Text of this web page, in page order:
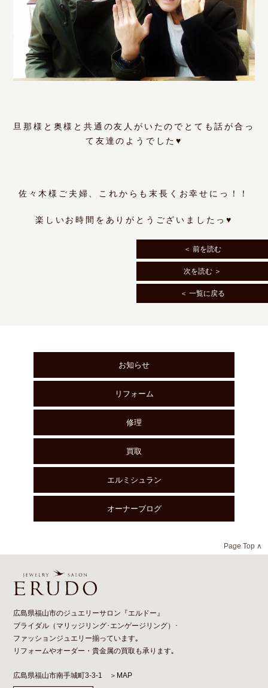
旦那様と奥様と共通の友人がいたのでとても話が合っ
て友達のようでした♥
佐々木様ご夫婦、これからも末長くお幸せにっ！！
楽しいお時間をありがとうございましたっ♥
＜ 前を読む
次を読む ＞
＜ 一覧に戻る
お知らせ
リフォーム
修理
買取
エルミシュラン
オーナーブログ
Page Top ∧
広島県福山市のジュエリーサロン『エルドー』
ブライダル（ マリッジリング･ エンゲージリング）･
ファッションジュエリー揃っています｡
リフォームやオーダー ・貴金属の買取も承ります｡
広島県福山市南手城町3-3-1 ＞MAP